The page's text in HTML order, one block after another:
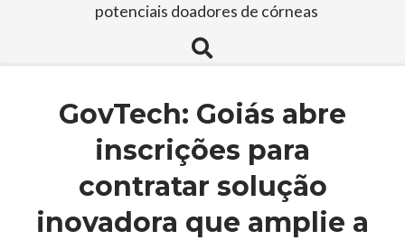
potenciais doadores de córneas
Search
GovTech: Goiás abre
inscrições para
contratar solução
inovadora que amplie a